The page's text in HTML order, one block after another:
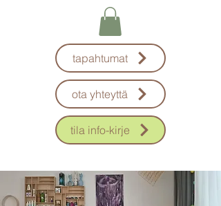
tapahtumat
ota yhteyttä
tila info-kirje